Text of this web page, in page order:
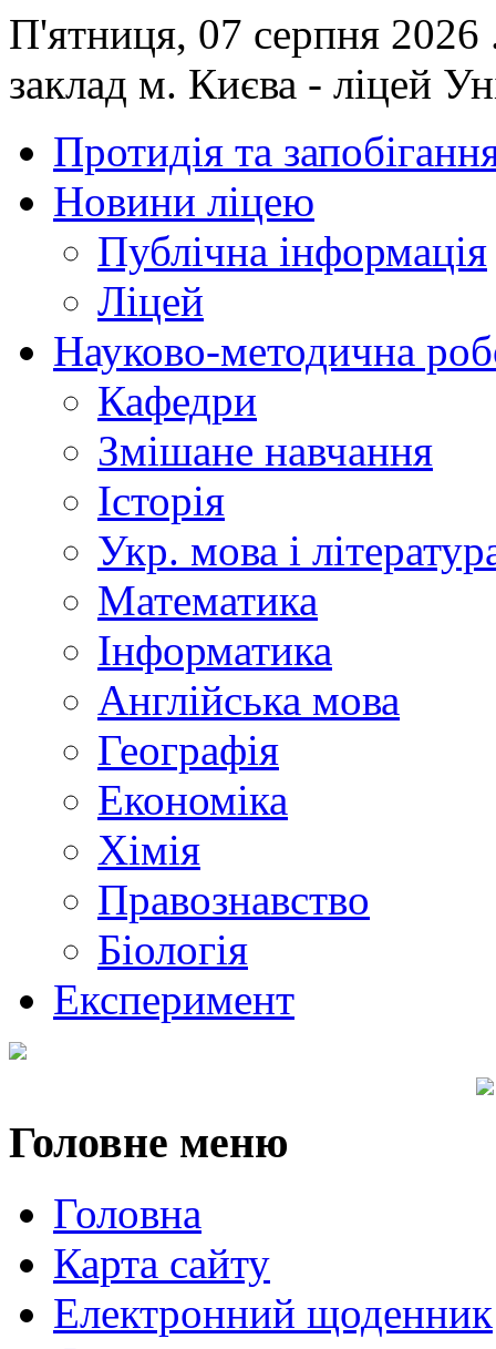
П'ятниця, 07 серпня
заклад м. Києва - ліцей
Протидія та
Новини ліцею
Публічна інформація
Ліцей
Науково-методична
Кафедри
Змішане навчання
Історія
Укр. мова і
Математика
Інформатика
Англійська мова
Географія
Економіка
Хімія
Правознавство
Біологія
Експеримент
Головне меню
Головна
Карта сайту
Електронний щоденник